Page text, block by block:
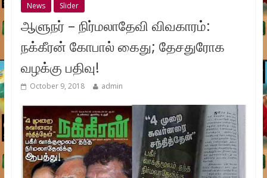
News Slider
ஆளுநர் – நிர்மலாதேவி விவகாரம்:
நக்கீரன் கோபால் கைது; தேசதுரோக
வழக்கு பதிவு!
October 9, 2018 admin